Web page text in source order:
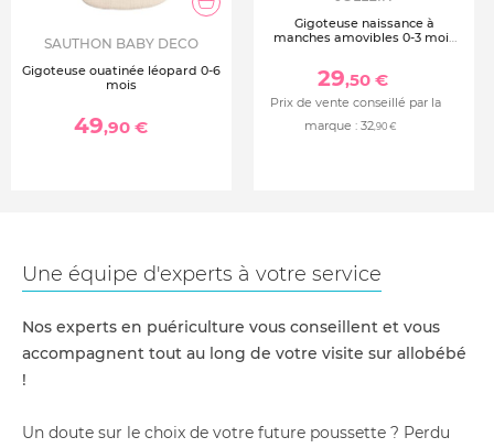
SAUTHON BABY DECO
Gigoteuse ouatinée léopard 0-6
mois
49,90 €
Gigoteuse naissance à
manches amovibles 0-3 mois
29,50 €
Prix de vente conseillé par la
marque : 32,90 €
Une équipe d'experts à votre service
Nos experts en puériculture vous conseillent et vous
accompagnent tout au long de votre visite sur allobébé
!
Un doute sur le choix de votre future poussette ? Perdu